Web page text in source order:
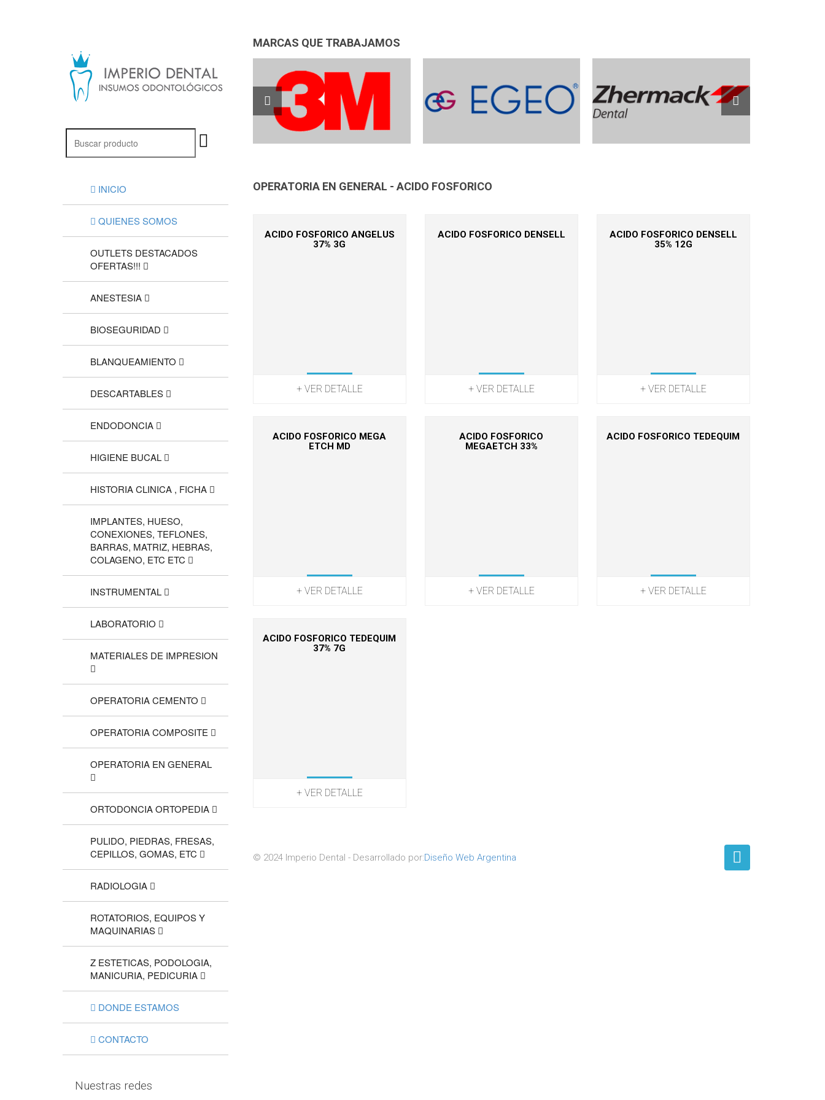
INICIO
QUIENES SOMOS
OUTLETS DESTACADOS
OFERTAS!!!
ANESTESIA
BIOSEGURIDAD
BLANQUEAMIENTO
DESCARTABLES
ENDODONCIA
HIGIENE BUCAL
HISTORIA CLINICA , FICHA
IMPLANTES, HUESO,
CONEXIONES, TEFLONES,
BARRAS, MATRIZ, HEBRAS,
COLAGENO, ETC ETC
INSTRUMENTAL
LABORATORIO
MATERIALES DE IMPRESION
OPERATORIA CEMENTO
OPERATORIA COMPOSITE
OPERATORIA EN GENERAL
ORTODONCIA ORTOPEDIA
PULIDO, PIEDRAS, FRESAS,
CEPILLOS, GOMAS, ETC
RADIOLOGIA
ROTATORIOS, EQUIPOS Y
MAQUINARIAS
Z ESTETICAS, PODOLOGIA,
MANICURIA, PEDICURIA
DONDE ESTAMOS
CONTACTO
Nuestras redes
MARCAS QUE TRABAJAMOS
OPERATORIA EN GENERAL - ACIDO FOSFORICO
ACIDO FOSFORICO ANGELUS
37% 3G
+ VER DETALLE
ACIDO FOSFORICO DENSELL
+ VER DETALLE
ACIDO FOSFORICO DENSELL
35% 12G
+ VER DETALLE
ACIDO FOSFORICO MEGA
ETCH MD
+ VER DETALLE
ACIDO FOSFORICO
MEGAETCH 33%
+ VER DETALLE
ACIDO FOSFORICO TEDEQUIM
+ VER DETALLE
ACIDO FOSFORICO TEDEQUIM
37% 7G
+ VER DETALLE
© 2024 Imperio Dental - Desarrollado por:Diseño Web Argentina